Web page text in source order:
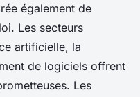
également de
Les secteurs
artificielle, la
de logiciels offrent
Les